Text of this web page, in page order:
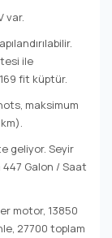
var.
ile
fit küptür.
maksimum
geliyor. Seyir
Galon / Saat
motor, 13850
27700 toplam